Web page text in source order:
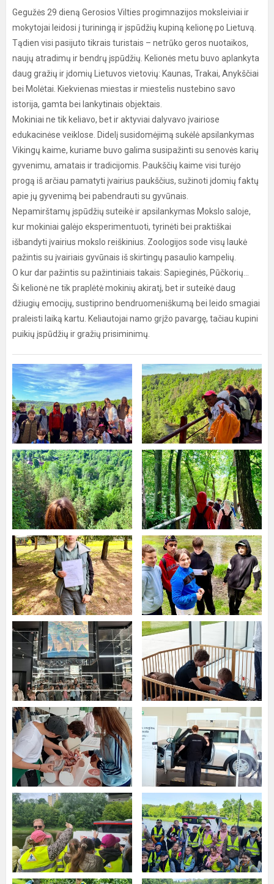
Gegužės 29 dieną Gerosios Vilties progimnazijos moksleiviai ir
mokytojai leidosi į turiningą ir įspūdžių kupiną kelionę po Lietuvą.
Tądien visi pasijuto tikrais turistais – netrūko geros nuotaikos,
naujų atradimų ir bendrų įspūdžių. Kelionės metu buvo aplankyta
daug gražių ir įdomių Lietuvos vietovių: Kaunas, Trakai, Anykščiai
bei Molėtai. Kiekvienas miestas ir miestelis nustebino savo
istorija, gamta bei lankytinais objektais.
Mokiniai ne tik keliavo, bet ir aktyviai dalyvavo įvairiose
edukacinėse veiklose. Didelį susidomėjimą sukėlė apsilankymas
Vikingų kaime, kuriame buvo galima susipažinti su senovės karių
gyvenimu, amatais ir tradicijomis. Paukščių kaime visi turėjo
progą iš arčiau pamatyti įvairius paukščius, sužinoti įdomių faktų
apie jų gyvenimą bei pabendrauti su gyvūnais.
Nepamirštamų įspūdžių suteikė ir apsilankymas Mokslo saloje,
kur mokiniai galėjo eksperimentuoti, tyrinėti bei praktiškai
išbandyti įvairius mokslo reiškinius. Zoologijos sode visų laukė
pažintis su įvairiais gyvūnais iš skirtingų pasaulio kampelių.
O kur dar pažintis su pažintiniais takais: Sapieginės, Pūčkorių…
Ši kelionė ne tik praplėtė mokinių akiratį, bet ir suteikė daug
džiugių emocijų, sustiprino bendruomeniškumą bei leido smagiai
praleisti laiką kartu. Keliautojai namo grįžo pavargę, tačiau kupini
puikių įspūdžių ir gražių prisiminimų.